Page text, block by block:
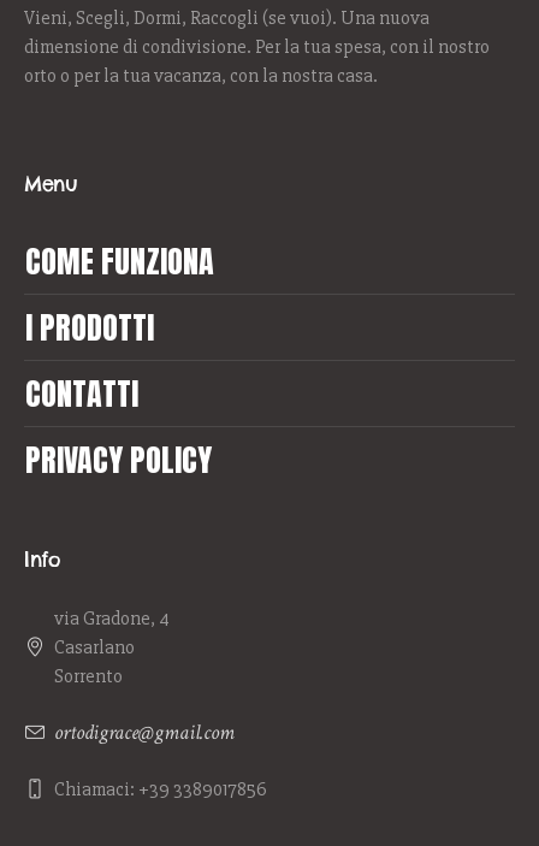
Vieni, Scegli, Dormi, Raccogli (se vuoi). Una nuova
dimensione di condivisione. Per la tua spesa, con il nostro
orto o per la tua vacanza, con la nostra casa.
Menu
COME FUNZIONA
I PRODOTTI
CONTATTI
PRIVACY POLICY
Info
via Gradone, 4
Casarlano
Sorrento
ortodigrace@gmail.com
Chiamaci: +39 3389017856